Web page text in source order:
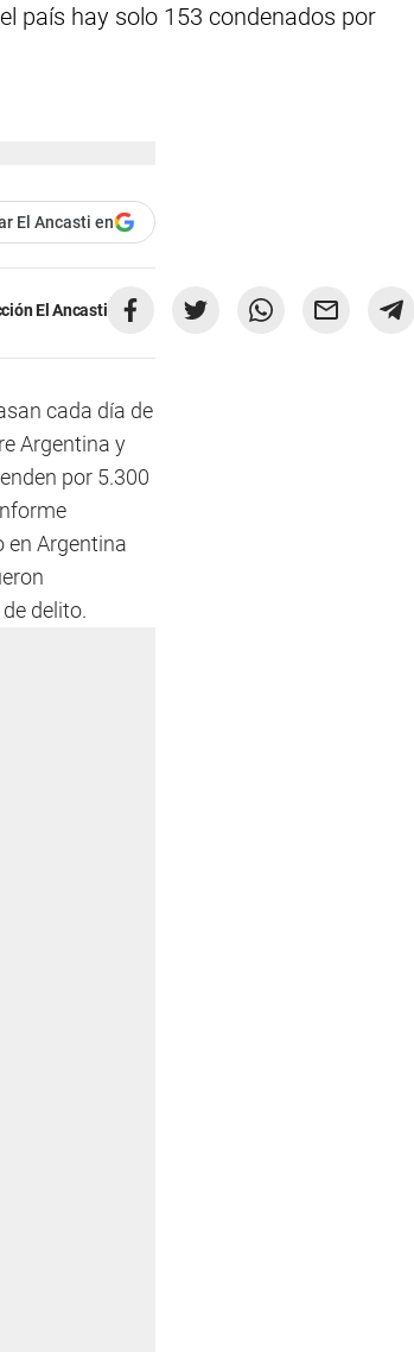
país hay solo 153 condenados por
El Ancasti en
El Ancasti
cada día de
Argentina y
por 5.300
en Argentina
delito.